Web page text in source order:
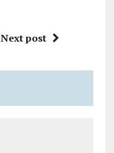
Next post